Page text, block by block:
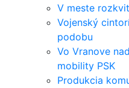
V meste
Vojenský
podobu
Vo Vranove
mobility PSK
Produkcia